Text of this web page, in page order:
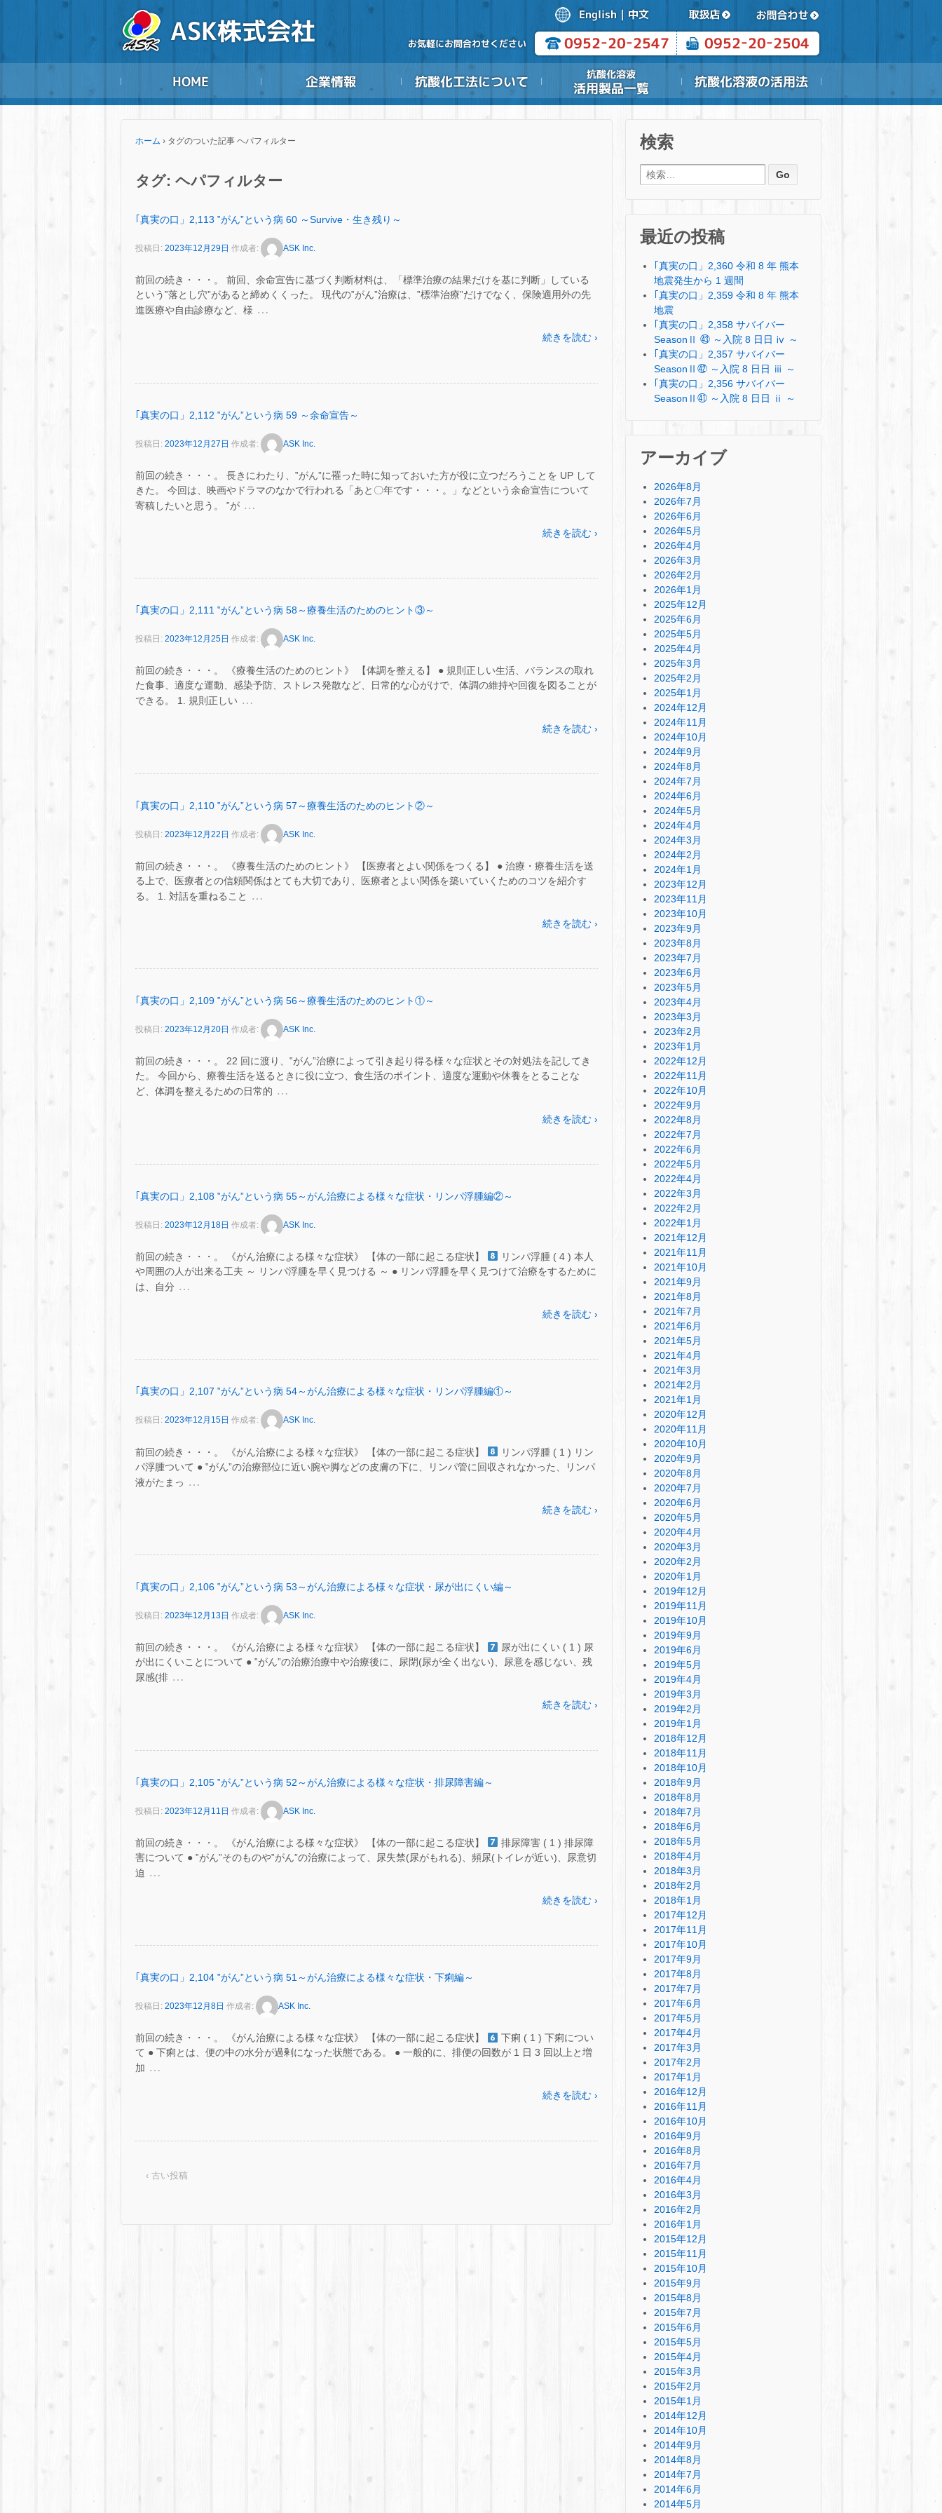
ホーム › タグのついた記事 ヘパフィルター
タグ: ヘパフィルター
｢真実の口」2,113 ‟がん”という病 60 ～Survive・生き残り～
投稿日: 2023年12月29日 作成者: ASK Inc.
前回の続き・・・。 前回、余命宣告に基づく判断材料は、「標準治療の結果だけを基に判断」している
という‟落とし穴”があると締めくくった。 現代の‟がん”治療は、‟標準治療”だけでなく、保険適用外の先
進医療や自由診療など、様 …
続きを読む ›
｢真実の口」2,112 ‟がん”という病 59 ～余命宣告～
投稿日: 2023年12月27日 作成者: ASK Inc.
前回の続き・・・。 長きにわたり、‟がん”に罹った時に知っておいた方が役に立つだろうことを UP して
きた。 今回は、映画やドラマのなかで行われる「あと〇年です・・・。」などという余命宣告について
寄稿したいと思う。 ‟が …
続きを読む ›
｢真実の口」2,111 ‟がん”という病 58～療養生活のためのヒント③～
投稿日: 2023年12月25日 作成者: ASK Inc.
前回の続き・・・。 《療養生活のためのヒント》 【体調を整える】 ● 規則正しい生活、バランスの取れ
た食事、適度な運動、感染予防、ストレス発散など、日常的な心がけで、体調の維持や回復を図ることが
できる。 1. 規則正しい …
続きを読む ›
｢真実の口」2,110 ‟がん”という病 57～療養生活のためのヒント②～
投稿日: 2023年12月22日 作成者: ASK Inc.
前回の続き・・・。 《療養生活のためのヒント》 【医療者とよい関係をつくる】 ● 治療・療養生活を送
る上で、医療者との信頼関係はとても大切であり、医療者とよい関係を築いていくためのコツを紹介す
る。 1. 対話を重ねること
…
続きを読む ›
｢真実の口」2,109 ‟がん”という病 56～療養生活のためのヒント①～
投稿日: 2023年12月20日 作成者: ASK Inc.
前回の続き・・・。 22 回に渡り、‟がん”治療によって引き起り得る様々な症状とその対処法を記してき
た。 今回から、療養生活を送るときに役に立つ、食生活のポイント、適度な運動や休養をとることな
ど、体調を整えるための日常的 …
続きを読む ›
｢真実の口」2,108 ‟がん”という病 55～がん治療による様々な症状・リンパ浮腫編②～
投稿日: 2023年12月18日 作成者: ASK Inc.
前回の続き・・・。 《がん治療による様々な症状》 【体の一部に起こる症状】
リンパ浮腫 ( 4 ) 本人
や周囲の人が出来る工夫 ～ リンパ浮腫を早く見つける ～ ● リンパ浮腫を早く見つけて治療をするために
は、自分 …
続きを読む ›
｢真実の口」2,107 ‟がん”という病 54～がん治療による様々な症状・リンパ浮腫編①～
投稿日: 2023年12月15日 作成者: ASK Inc.
前回の続き・・・。 《がん治療による様々な症状》 【体の一部に起こる症状】
リンパ浮腫 ( 1 ) リン
パ浮腫ついて ● ‟がん”の治療部位に近い腕や脚などの皮膚の下に、リンパ管に回収されなかった、リンパ
液がたまっ …
続きを読む ›
｢真実の口」2,106 ‟がん”という病 53～がん治療による様々な症状・尿が出にくい編～
投稿日: 2023年12月13日 作成者: ASK Inc.
前回の続き・・・。 《がん治療による様々な症状》 【体の一部に起こる症状】
尿が出にくい ( 1 ) 尿
が出にくいことについて ● ‟がん”の治療治療中や治療後に、尿閉(尿が全く出ない)、尿意を感じない、残
尿感(排 …
続きを読む ›
｢真実の口」2,105 ‟がん”という病 52～がん治療による様々な症状・排尿障害編～
投稿日: 2023年12月11日 作成者: ASK Inc.
前回の続き・・・。 《がん治療による様々な症状》 【体の一部に起こる症状】
排尿障害 ( 1 ) 排尿障
害について ● ‟がん”そのものや‟がん”の治療によって、尿失禁(尿がもれる)、頻尿(トイレが近い)、尿意切
迫 …
続きを読む ›
｢真実の口」2,104 ‟がん”という病 51～がん治療による様々な症状・下痢編～
投稿日: 2023年12月8日 作成者: ASK Inc.
前回の続き・・・。 《がん治療による様々な症状》 【体の一部に起こる症状】
下痢 ( 1 ) 下痢につい
て ● 下痢とは、便の中の水分が過剰になった状態である。 ● 一般的に、排便の回数が 1 日 3 回以上と増
加 …
続きを読む ›
‹ 古い投稿
検索
検索:
最近の投稿
｢真実の口」2,360 令和 8 年 熊本
地震発生から 1 週間
｢真実の口」2,359 令和 8 年 熊本
地震
｢真実の口」2,358 サバイバー
SeasonⅡ ㊸ ～入院 8 日日 ⅳ ～
｢真実の口」2,357 サバイバー
SeasonⅡ㊷ ～入院 8 日日 ⅲ ～
｢真実の口」2,356 サバイバー
SeasonⅡ㊶ ～入院 8 日日 ⅱ ～
アーカイブ
2026年8月
2026年7月
2026年6月
2026年5月
2026年4月
2026年3月
2026年2月
2026年1月
2025年12月
2025年6月
2025年5月
2025年4月
2025年3月
2025年2月
2025年1月
2024年12月
2024年11月
2024年10月
2024年9月
2024年8月
2024年7月
2024年6月
2024年5月
2024年4月
2024年3月
2024年2月
2024年1月
2023年12月
2023年11月
2023年10月
2023年9月
2023年8月
2023年7月
2023年6月
2023年5月
2023年4月
2023年3月
2023年2月
2023年1月
2022年12月
2022年11月
2022年10月
2022年9月
2022年8月
2022年7月
2022年6月
2022年5月
2022年4月
2022年3月
2022年2月
2022年1月
2021年12月
2021年11月
2021年10月
2021年9月
2021年8月
2021年7月
2021年6月
2021年5月
2021年4月
2021年3月
2021年2月
2021年1月
2020年12月
2020年11月
2020年10月
2020年9月
2020年8月
2020年7月
2020年6月
2020年5月
2020年4月
2020年3月
2020年2月
2020年1月
2019年12月
2019年11月
2019年10月
2019年9月
2019年6月
2019年5月
2019年4月
2019年3月
2019年2月
2019年1月
2018年12月
2018年11月
2018年10月
2018年9月
2018年8月
2018年7月
2018年6月
2018年5月
2018年4月
2018年3月
2018年2月
2018年1月
2017年12月
2017年11月
2017年10月
2017年9月
2017年8月
2017年7月
2017年6月
2017年5月
2017年4月
2017年3月
2017年2月
2017年1月
2016年12月
2016年11月
2016年10月
2016年9月
2016年8月
2016年7月
2016年4月
2016年3月
2016年2月
2016年1月
2015年12月
2015年11月
2015年10月
2015年9月
2015年8月
2015年7月
2015年6月
2015年5月
2015年4月
2015年3月
2015年2月
2015年1月
2014年12月
2014年10月
2014年9月
2014年8月
2014年7月
2014年6月
2014年5月